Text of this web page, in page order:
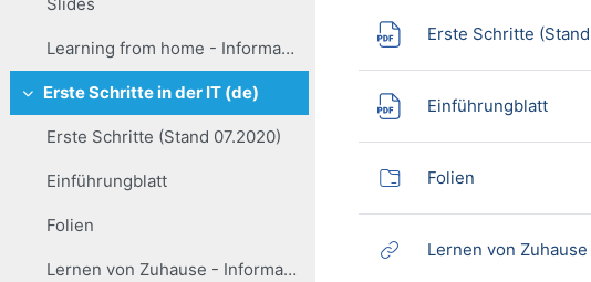
Slides
Learning from home - Informations for students
Einklappen
Erste Schritte in der IT (de)
Erste Schritte (Stand 07.2020)
Einführungblatt
Folien
Lernen von Zuhause - Informationen für Studierende
Erste Schritte
Einführungblatt
Folien
Lernen von